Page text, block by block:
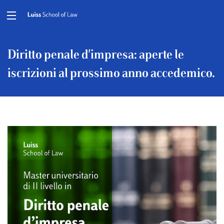
Diritto penale d'impresa: aperte le
iscrizioni al prossimo anno accedemico.